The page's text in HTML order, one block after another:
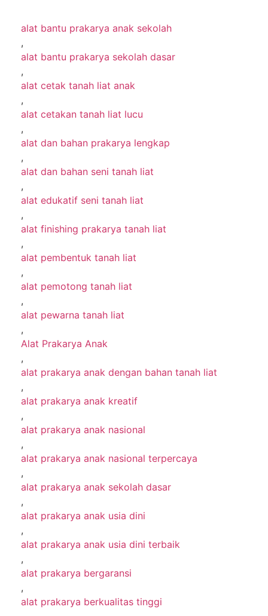
alat bantu prakarya anak sekolah
,
alat bantu prakarya sekolah dasar
,
alat cetak tanah liat anak
,
alat cetakan tanah liat lucu
,
alat dan bahan prakarya lengkap
,
alat dan bahan seni tanah liat
,
alat edukatif seni tanah liat
,
alat finishing prakarya tanah liat
,
alat pembentuk tanah liat
,
alat pemotong tanah liat
,
alat pewarna tanah liat
,
Alat Prakarya Anak
,
alat prakarya anak dengan bahan tanah liat
,
alat prakarya anak kreatif
,
alat prakarya anak nasional
,
alat prakarya anak nasional terpercaya
,
alat prakarya anak sekolah dasar
,
alat prakarya anak usia dini
,
alat prakarya anak usia dini terbaik
,
alat prakarya bergaransi
,
alat prakarya berkualitas tinggi